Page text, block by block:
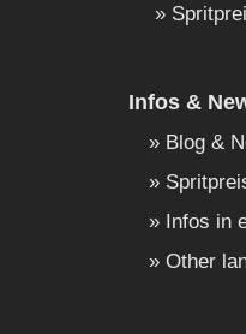
Infos &
Blog &
Infos in
Other